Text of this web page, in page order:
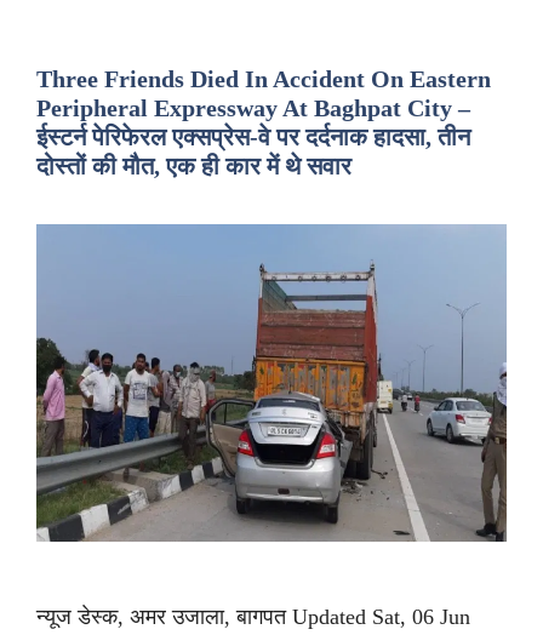
Three Friends Died In Accident On Eastern
Peripheral Expressway At Baghpat City –
ईस्टर्न पेरिफेरल एक्सप्रेस-वे पर दर्दनाक हादसा, तीन
दोस्तों की मौत, एक ही कार में थे सवार
न्यूज डेस्क, अमर उजाला, बागपत Updated Sat, 06 Jun